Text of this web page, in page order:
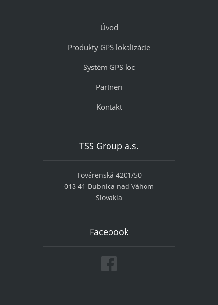
Úvod
Produkty GPS lokalizácie
Systém GPS loc
Partneri
Kontakt
TSS Group a.s.
Továrenská 4201/50
018 41 Dubnica nad Váhom
Slovakia
Facebook